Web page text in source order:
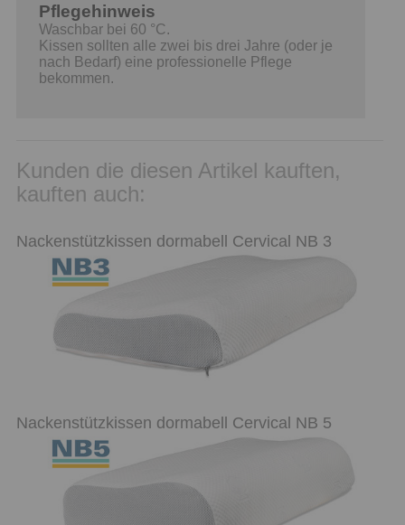
Pflegehinweis
Waschbar bei 60 °C.
Kissen sollten alle zwei bis drei Jahre (oder je
nach Bedarf) eine professionelle Pflege
bekommen.
Kunden die diesen Artikel kauften,
kauften auch:
Nackenstützkissen dormabell Cervical NB 3
Nackenstützkissen dormabell Cervical NB 5